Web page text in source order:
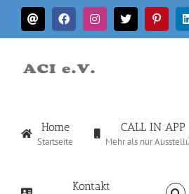
Zum
InhaltE-
Mail
FacebookInstagram
X
Home
Startseite
CALL IN APP
Mehr als nur
Kontakt